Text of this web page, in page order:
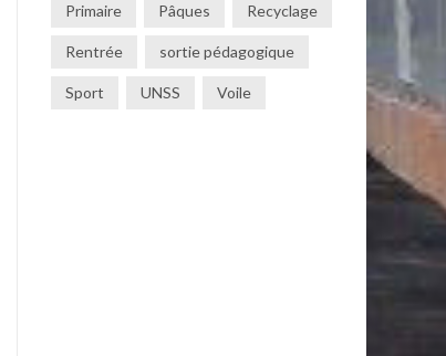
découvrir les lieux et
échanger avec les...
Actualités, Collège Non classé
Primaire Pâques Recyclage
Rentrée sortie pédagogique
Sport UNSS Voile